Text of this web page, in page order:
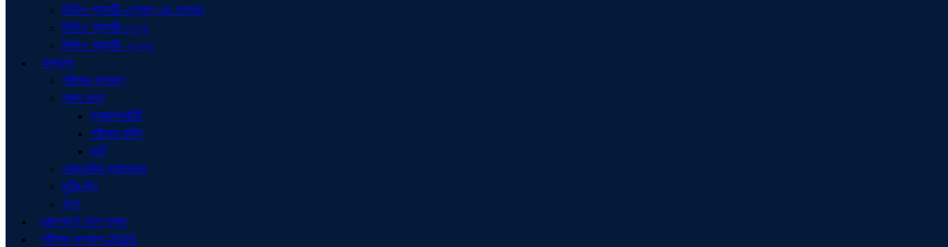
ভিডিও গ্যালারী-২(স্কুল এন্ড কলেজ)
ভিডিও গ্যালারী-২০২৫
ভিডিও গ্যালারী- ২০২৬
অন্যান্য
পরীক্ষার ফলাফল
সকল তথ্য
প্রজ্ঞাপন/চিঠি
পরীক্ষার রুটিন
ভর্তি
একাডেমিক ক্যালেন্ডার
ছুটির দিন
ব্লগ
গুরুত্বপূর্ণ ফোন নম্বর
পরীক্ষার ফলাফল-2025